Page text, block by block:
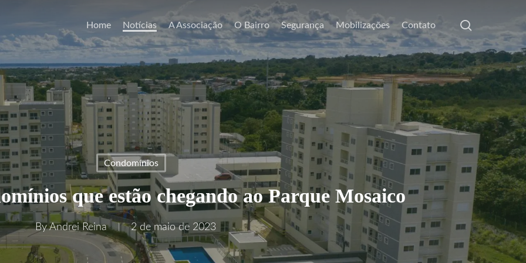
Home Notícias A Associação O Bairro Segurança Mobilizações Contato search
Condomínios
que estão chegando ao Parque Mosaico
By Andrei Reina 2 de maio de 2023